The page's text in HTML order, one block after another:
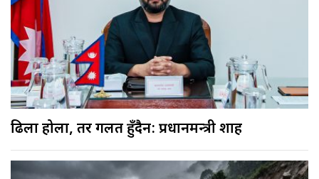
ढिला होला, तर गलत हुँदैन: प्रधानमन्त्री शाह